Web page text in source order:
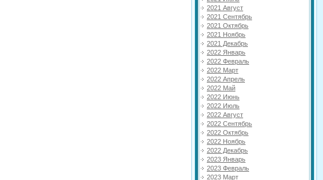
2021 Август
2021 Сентябрь
2021 Октябрь
2021 Ноябрь
2021 Декабрь
2022 Январь
2022 Февраль
2022 Март
2022 Апрель
2022 Май
2022 Июнь
2022 Июль
2022 Август
2022 Сентябрь
2022 Октябрь
2022 Ноябрь
2022 Декабрь
2023 Январь
2023 Февраль
2023 Март